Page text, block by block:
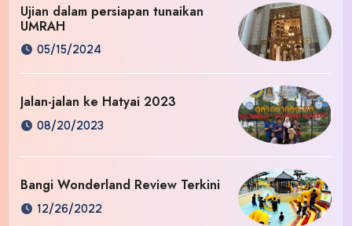
Ujian dalam persiapan tunaikan
UMRAH
05/15/2024
Jalan-jalan ke Hatyai 2023
08/20/2023
Bangi Wonderland Review Terkini
12/26/2022